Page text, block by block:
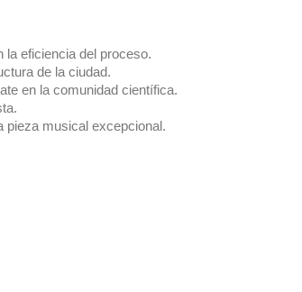
la eficiencia del proceso.
de la ciudad.
en la comunidad científica.
pieza musical excepcional.